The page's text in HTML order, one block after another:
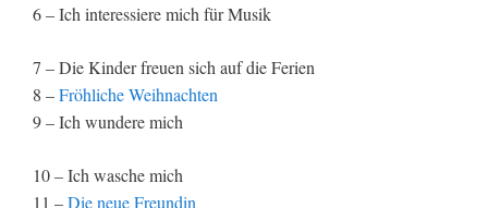
6 – Ich interessiere mich für Musik
7 – Die Kinder freuen sich auf die Ferien
8 –Fröhliche Weihnachten
9 – Ich wundere mich
10 – Ich wasche mich
11 –Die neue Freundin